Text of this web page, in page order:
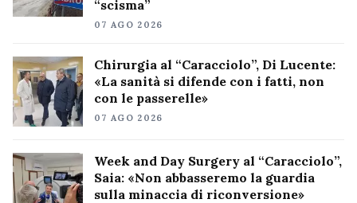
“scisma”
07 AGO 2026
Chirurgia al “Caracciolo”, Di Lucente:
«La sanità si difende con i fatti, non
con le passerelle»
07 AGO 2026
Week and Day Surgery al “Caracciolo”,
Saia: «Non abbasseremo la guardia
sulla minaccia di riconversione»